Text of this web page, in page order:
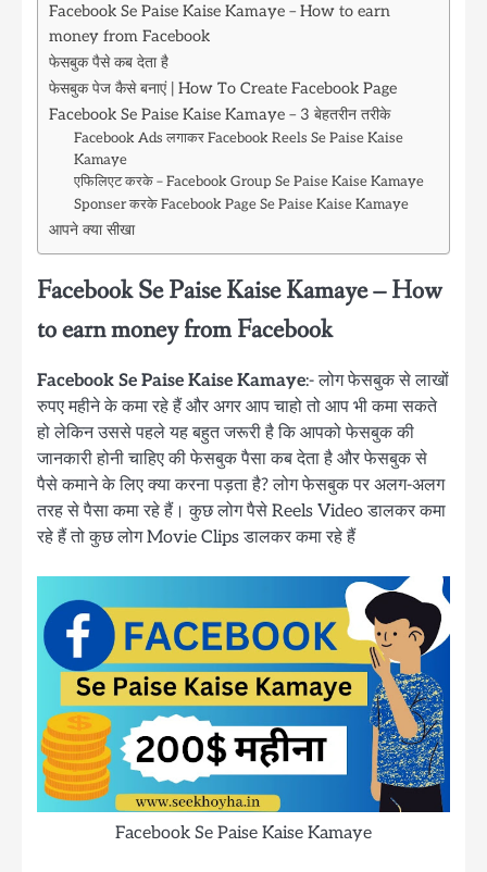
Facebook Se Paise Kaise Kamaye – How to earn
money from Facebook
फेसबुक पैसे कब देता है
फेसबुक पेज कैसे बनाएं | How To Create Facebook Page
Facebook Se Paise Kaise Kamaye – 3 बेहतरीन तरीके
Facebook Ads लगाकर Facebook Reels Se Paise Kaise
Kamaye
एफिलिएट करके – Facebook Group Se Paise Kaise Kamaye
Sponser करके Facebook Page Se Paise Kaise Kamaye
आपने क्या सीखा
Facebook Se Paise Kaise Kamaye – How
to earn money from Facebook
Facebook Se Paise Kaise Kamaye:- लोग फेसबुक से लाखों
रुपए महीने के कमा रहे हैं और अगर आप चाहो तो आप भी कमा सकते
हो लेकिन उससे पहले यह बहुत जरूरी है कि आपको फेसबुक की
जानकारी होनी चाहिए की फेसबुक पैसा कब देता है और फेसबुक से
पैसे कमाने के लिए क्या करना पड़ता है? लोग फेसबुक पर अलग-अलग
तरह से पैसा कमा रहे हैं। कुछ लोग पैसे Reels Video डालकर कमा
रहे हैं तो कुछ लोग Movie Clips डालकर कमा रहे हैं
Facebook Se Paise Kaise Kamaye